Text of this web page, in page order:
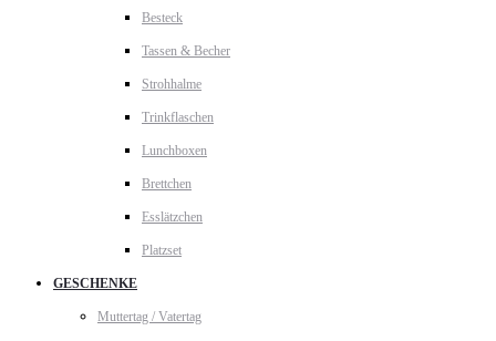
Besteck
Tassen & Becher
Strohhalme
Trinkflaschen
Lunchboxen
Brettchen
Esslätzchen
Platzset
GESCHENKE
Muttertag / Vatertag